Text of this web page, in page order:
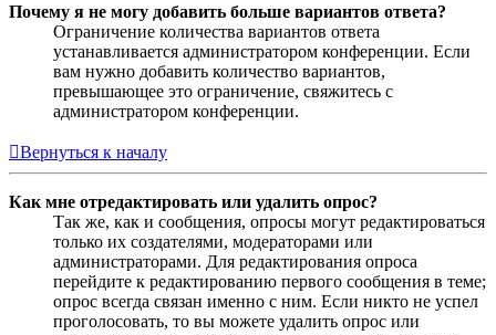
Почему я не могу добавить больше вариантов ответа?
Ограничение количества вариантов ответа
устанавливается администратором конференции. Если
вам нужно добавить количество вариантов,
превышающее это ограничение, свяжитесь с
администратором конференции.
Вернуться к началу
Как мне отредактировать или удалить опрос?
Так же, как и сообщения, опросы могут редактироваться
только их создателями, модераторами или
администраторами. Для редактирования опроса
перейдите к редактированию первого сообщения в теме;
опрос всегда связан именно с ним. Если никто не успел
проголосовать, то вы можете удалить опрос или